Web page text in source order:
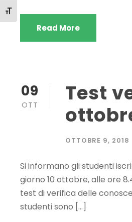
Attiva/disattiva dimensione testo
Read More
09
OTT
Test
OTTOBRE 9, 2018
Si informano gli studenti
giorno 10 ottobre, alle ore
test di verifica delle
studenti sono […]